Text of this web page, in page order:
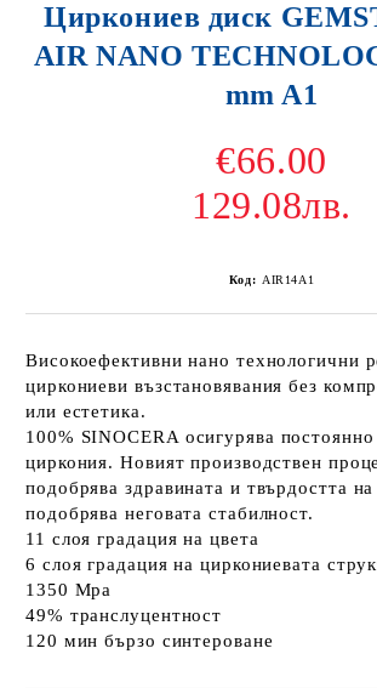
Циркониев диск
AIR NANO
mm A1
€66.00
129.08лв.
Код: AIR14A1
Високоефективни нано технологични
циркониеви възстановявания без
или естетика.
100% SINOCERA осигурява постоянно
циркония. Новият производствен
подобрява здравината и твърдостта
подобрява неговата стабилност.
11 слоя градация на цвета
6 слоя градация на циркониевата
1350 Mpa
49% транслуцентност
120 мин бързо синтероване